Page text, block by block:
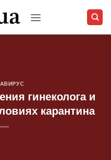
гинеколога и
карантина